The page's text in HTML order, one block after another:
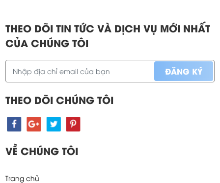
THEO DÕI TIN TỨC VÀ DỊCH VỤ MỚI NHẤT
CỦA CHÚNG TÔI
THEO DÕI CHÚNG TÔI
VỀ CHÚNG TÔI
Trang chủ